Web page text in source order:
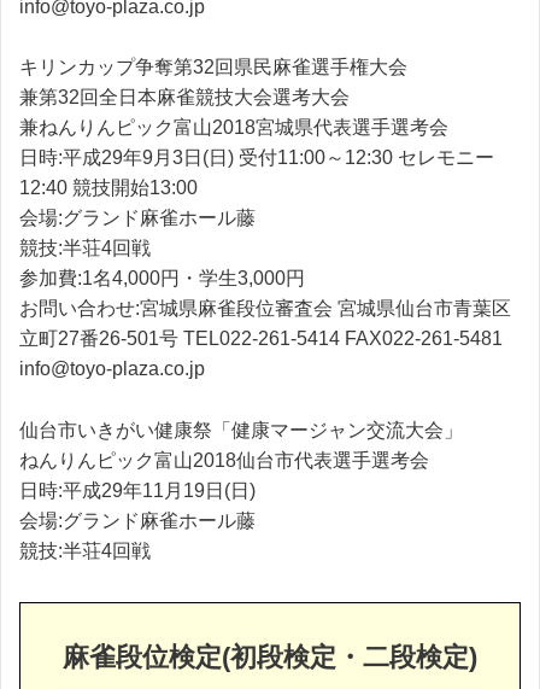
info@toyo-plaza.co.jp
キリンカップ争奪第32回県民麻雀選手権大会
兼第32回全日本麻雀競技大会選考大会
兼ねんりんピック富山2018宮城県代表選手選考会
日時:平成29年9月3日(日) 受付11:00～12:30 セレモニー
12:40 競技開始13:00
会場:グランド麻雀ホール藤
競技:半荘4回戦
参加費:1名4,000円・学生3,000円
お問い合わせ:宮城県麻雀段位審査会 宮城県仙台市青葉区
立町27番26-501号 TEL022-261-5414 FAX022-261-5481
info@toyo-plaza.co.jp
仙台市いきがい健康祭「健康マージャン交流大会」
ねんりんピック富山2018仙台市代表選手選考会
日時:平成29年11月19日(日)
会場:グランド麻雀ホール藤
競技:半荘4回戦
麻雀段位検定(初段検定・二段検定)